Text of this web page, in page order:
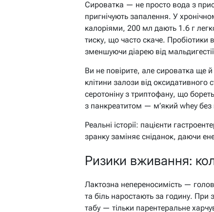
Сироватка — не просто вода з
пригнічують запалення. У
калоріями, 200 мл дають 1.6 г
тиску, що часто скаче. Пробіотики
зменшуючи діарею від
Ви не повірите, але сироватка ще й
клітини залози від оксидативного
серотоніну з триптофану, що
з панкреатитом — м’який whey без
Реальні історії: пацієнти
зранку заміняє сніданок, даючи
Ризики вживання:
Лактозна непереносимість —
та біль наростають за годину. При
табу — тільки парентеральне